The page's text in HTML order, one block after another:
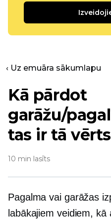
‹ Uz emuāra sākumlapu
Kā pārdot
garāžu/
tas ir tā vērts
10 min lasīts
Pagalma vai garāžas
labākajiem veidiem,